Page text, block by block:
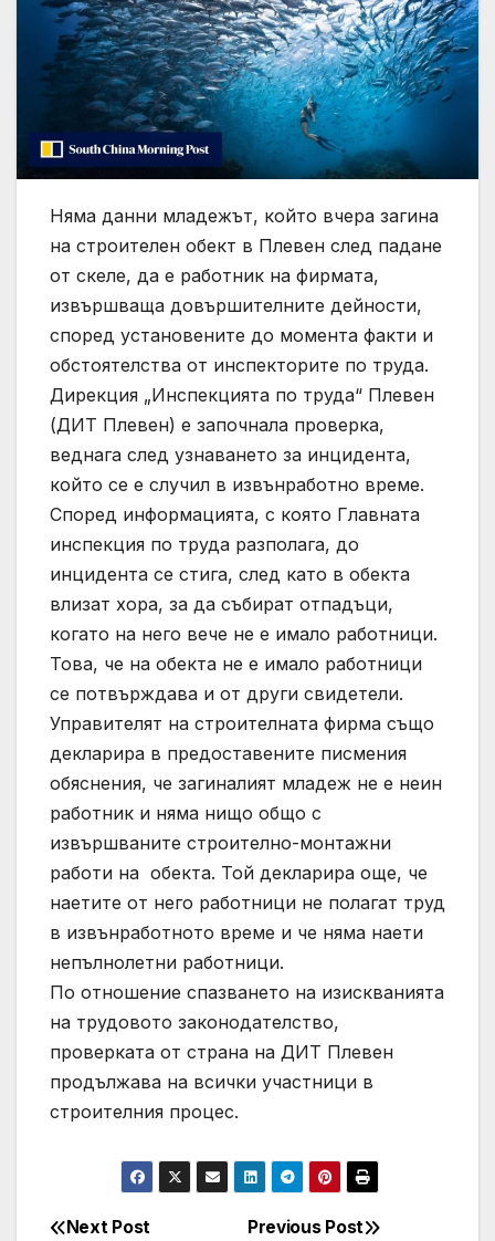
Няма данни младежът, който вчера загина
на строителен обект в Плевен след падане
от скеле, да е работник на фирмата,
извършваща довършителните дейности,
според установените до момента факти и
обстоятелства от инспекторите по труда.
Дирекция „Инспекцията по труда“ Плевен
(ДИТ Плевен) е започнала проверка,
веднага след узнаването за инцидента,
който се е случил в извънработно време.
Според информацията, с която Главната
инспекция по труда разполага, до
инцидента се стига, след като в обекта
влизат хора, за да събират отпадъци,
когато на него вече не е имало работници.
Това, че на обекта не е имало работници
се потвърждава и от други свидетели.
Управителят на строителната фирма също
декларира в предоставените писмения
обяснения, че загиналият младеж не е неин
работник и няма нищо общо с
извършваните строително-монтажни
работи на обекта. Той декларира още, че
наетите от него работници не полагат труд
в извънработното време и че няма наети
непълнолетни работници.
По отношение спазването на изискванията
на трудовото законодателство,
проверката от страна на ДИТ Плевен
продължава на всички участници в
строителния процес.
Previous Post
Next Post